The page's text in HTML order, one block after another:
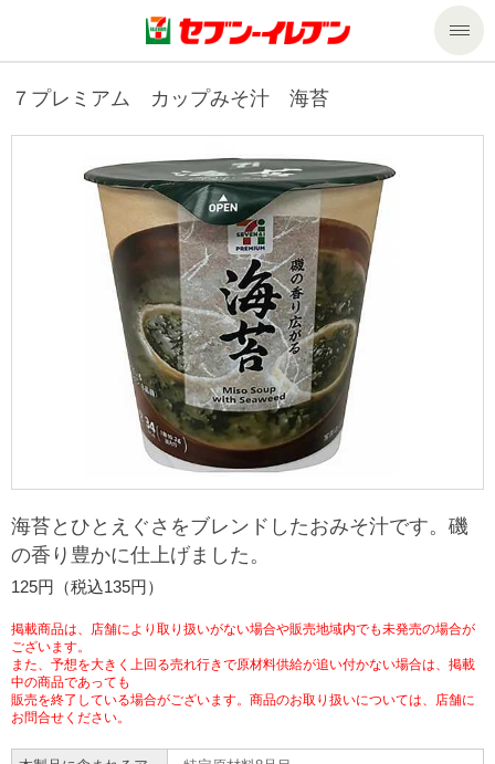
商品のご案内
今週の新商品
来週の新商品
商品カテゴリ一覧
セブンプレミアム
食の安全・安心への取組み
ギフト
プリペイドカード・金券
ニンテンドー・ダウンロードカード
セール・キャンペーン
サービストップ
マルチコピー機でできること
マルチコピー機でできることトップ
コピー
プリント
スキャン
ファクス
宅配便
切手・はがき・印紙
セブン銀行ATM
ご利用可能なお支払い方法
チケットサービス
セブンチケット
チケットぴあ
イープラス
セブン‐イレブンでお受取り
タワーレコード
セブンネットショッピング
停電時のサービス停止のお知らせ
企業情報トップ
ニュースリリース
企業理念
会社概要
貸借対照表・損益計算書
沿革
私たちの取組み
サステナビリティ
サステナビリティトップ
セブン＆アイ・ホールディングスの重点課題
サステナビリティ活動基本方針
サステナビリティ推進体制
GREEN CHALLENGE 2050
加盟店オーナー募集
店舗検索
ネットショッピング
お問い合わせ
Language
７プレミアム カップみそ汁 海苔
海苔とひとえぐさをブレンドしたおみそ汁です。磯
の香り豊かに仕上げました。
125円（税込135円）
掲載商品は、店舗により取り扱いがない場合や販売地域内でも未発売の場合が
ございます。
また、予想を大きく上回る売れ行きで原材料供給が追い付かない場合は、掲載
中の商品であっても
販売を終了している場合がございます。商品のお取り扱いについては、店舗に
お問合せください。